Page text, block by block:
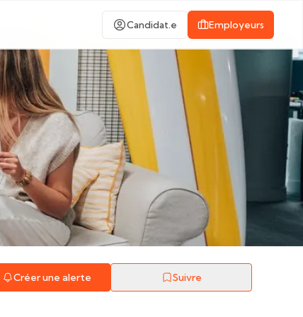
Candidat.e Employeurs
Créer une alerte Suivre